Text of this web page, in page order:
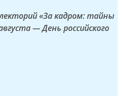
«За кадром: тайны
— День российского